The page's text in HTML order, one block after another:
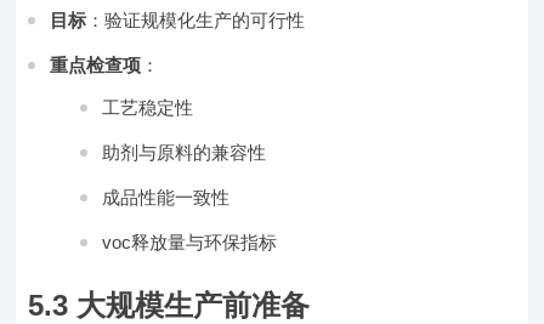
目标 ：验证规模化生产的可行性
重点检查项 ：
工艺稳定性
助剂与原料的兼容性
成品性能一致性
voc释放量与环保指标
5.3 大规模生产前准备